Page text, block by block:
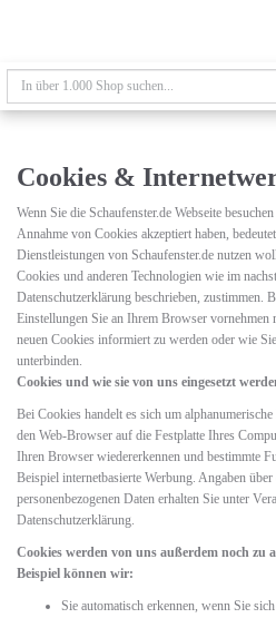
content
Cookies &
Wenn Sie die Schaufenster.de Webseite
Annahme von Cookies akzeptiert haben,
Dienstleistungen von Schaufenster.de nutzen
Cookies und anderen Technologien wie im
Datenschutzerklärung beschrieben, zustimmen.
Einstellungen Sie an Ihrem Browser vornehmen
neuen Cookies informiert zu werden oder wie
unterbinden.
Cookies und wie sie von uns eingesetzt
Bei Cookies handelt es sich um
den Web-Browser auf die Festplatte Ihres
Ihren Browser wiedererkennen und bestimmte
Beispiel internetbasierte Werbung. Angaben
personenbezogenen Daten erhalten Sie unter
Datenschutzerklärung.
Cookies werden von uns außerdem noch zu
Beispiel können wir:
Sie automatisch erkennen, wenn Sie